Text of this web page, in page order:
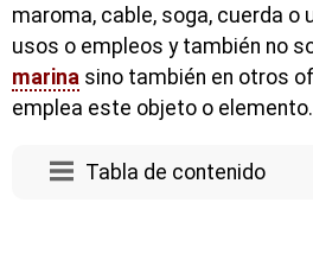
maroma, cable, soga, cuerda o
usos o empleos y también no
marina sino también en otros
emplea este objeto o elemento.
Tabla de contenido